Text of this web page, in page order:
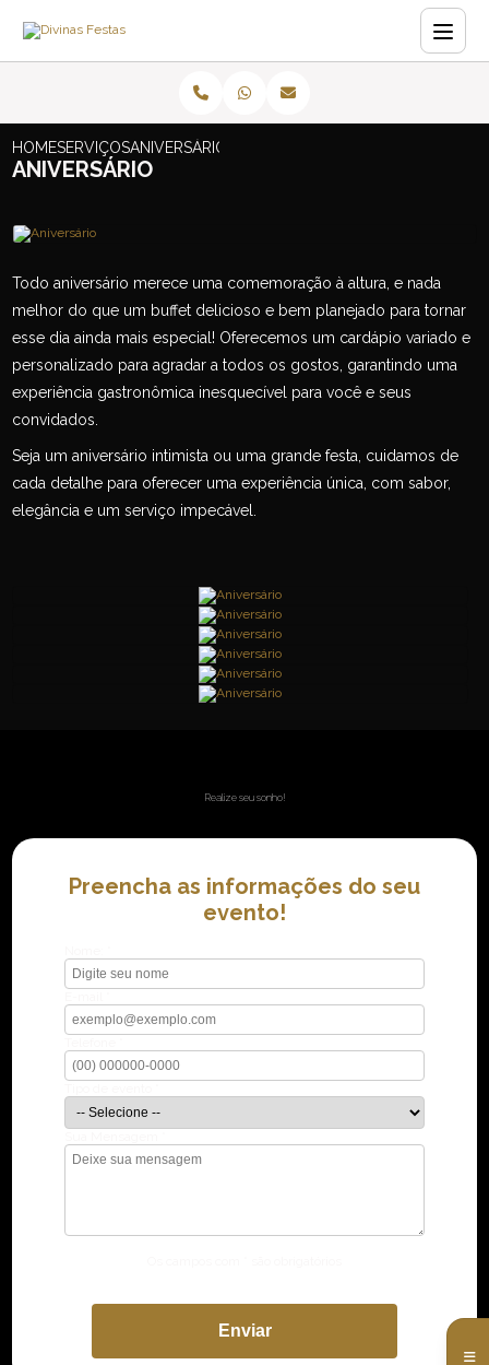
HOMESERVIÇOSANIVERSÁRIO
ANIVERSÁRIO
Todo aniversário merece uma comemoração à altura, e nada
melhor do que um buffet delicioso e bem planejado para tornar
esse dia ainda mais especial! Oferecemos um cardápio variado e
personalizado para agradar a todos os gostos, garantindo uma
experiência gastronômica inesquecível para você e seus
convidados.
Seja um aniversário intimista ou uma grande festa, cuidamos de
cada detalhe para oferecer uma experiência única, com sabor,
elegância e um serviço impecável.
Realize seu sonho!
Preencha as informações do seu
evento!